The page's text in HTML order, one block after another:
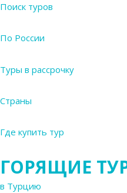
Поиск туров
По России
Туры в рассрочку
Страны
Где купить тур
ГОРЯЩИЕ
в Турцию